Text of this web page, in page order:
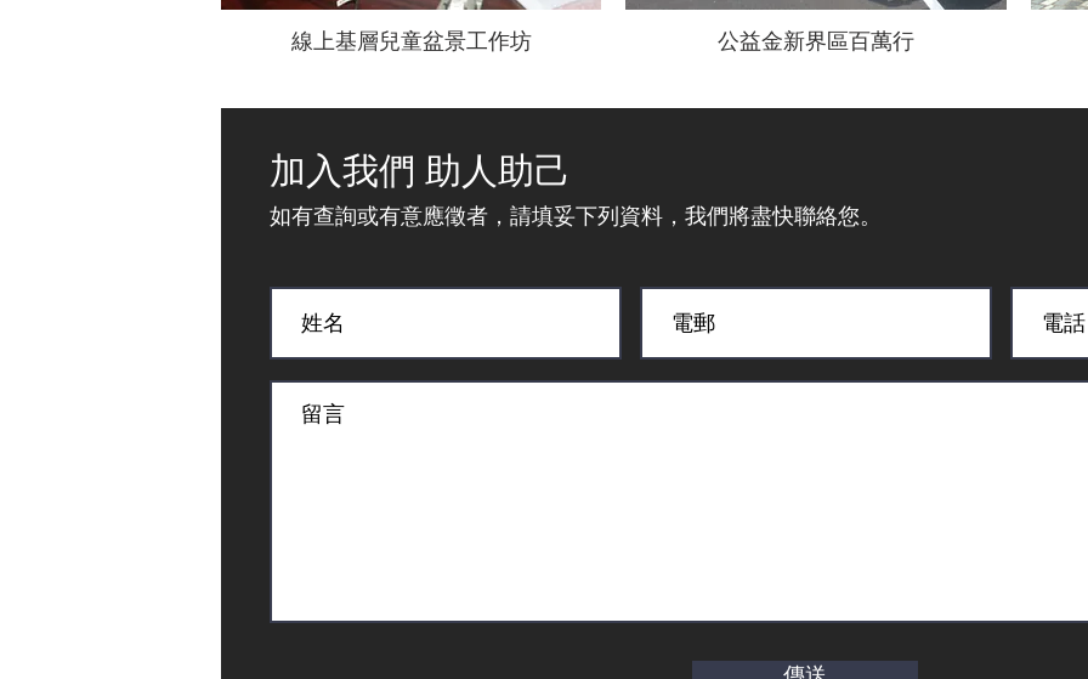
線上基層兒童盆景工作坊 公益金新界區百萬行
加入我們 助人助己
如有查詢或有意應徵者，請填妥下列資料，我們將盡快聯絡您。